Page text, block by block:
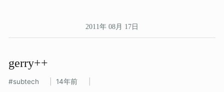
2011年 08月 17日
gerry++
subtech 14年前